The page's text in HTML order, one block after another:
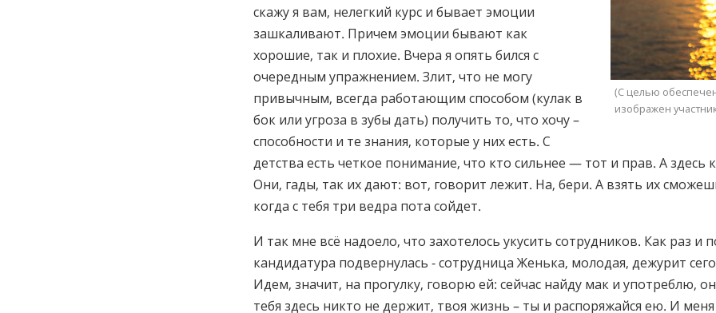
(С целью
изображен
скажу я вам, нелегкий курс и бывает эмоции
зашкаливают. Причем эмоции бывают как
хорошие, так и плохие. Вчера я опять бился с
очередным упражнением. Злит, что не могу
привычным, всегда работающим способом (кулак в
бок или угроза в зубы дать) получить то, что хочу –
способности и те знания, которые у них есть. С
детства есть четкое понимание, что кто сильнее — тот и прав. А здесь
Они, гады, так их дают: вот, говорит лежит. На, бери. А взять их
когда с тебя три ведра пота сойдет.
И так мне всё надоело, что захотелось укусить сотрудников. Как раз и
кандидатура подвернулась - сотрудница Женька, молодая, дежурит
Идем, значит, на прогулку, говорю ей: сейчас найду мак и употреблю,
тебя здесь никто не держит, твоя жизнь – ты и распоряжайся ею. И